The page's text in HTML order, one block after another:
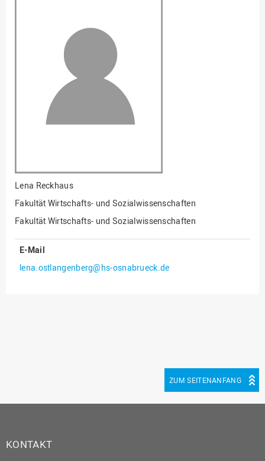
und Informatik
Fakultät Management,
Kultur und Technik
Fakultät Wirtschafts- und
Sozialwissenschaften
Finanzen
Gesellschaftliches
Hochschulplanung/-
strategie
Personalrat
Lena Reckhaus
Fakultät Wirtschafts- und Sozialwissenschaften
Fakultät Wirtschafts- und Sozialwissenschaften
E-Mail
lena.ostlangenberg@hs-osnabrueck.de
ZUM SEITENANFANG
KONTAKT